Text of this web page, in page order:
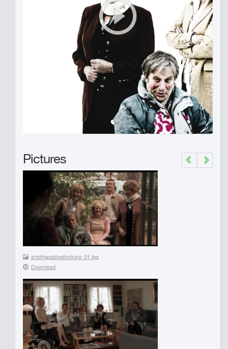
Pictures
artofnegativethinking_01.jpg
Download
Previous
Next